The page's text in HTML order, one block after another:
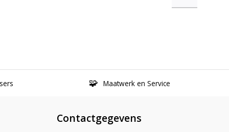
Maatwerk en Service
Contactgegevens